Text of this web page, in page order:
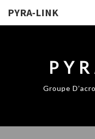
PYRA-LINK
Groupe